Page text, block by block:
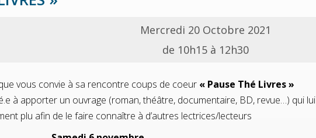
Mercredi 20 Octobre 2021
de 10h15 à 12h30
vous convie à sa rencontre coups de coeur « Pause Thé Livres »
à apporter un ouvrage (roman, théâtre, documentaire, BD, revue…) qui lui
plu afin de le faire connaître à d’autres lectrices/lecteurs